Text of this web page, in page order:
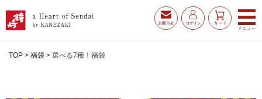
TOP 福袋 選べる7種！福袋